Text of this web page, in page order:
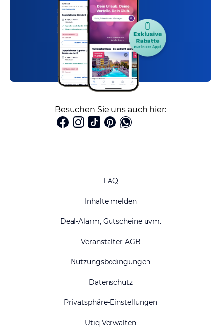
Besuchen Sie uns auch hier:
FAQ
Inhalte melden
Deal-Alarm, Gutscheine uvm.
Veranstalter AGB
Nutzungsbedingungen
Datenschutz
Privatsphäre-Einstellungen
Utiq Verwalten